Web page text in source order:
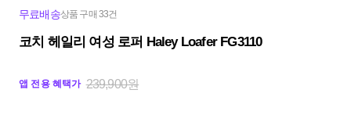
무료배송상품 구매 33건
코치 헤일리 여성 로퍼 Haley Loafer FG3110
앱 전용 혜택가 239,900원